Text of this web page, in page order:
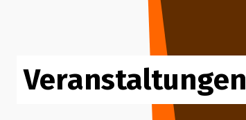
Veranstaltungen